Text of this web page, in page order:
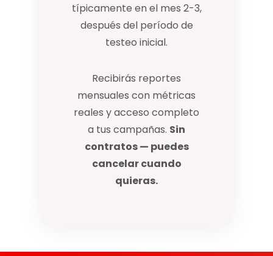
típicamente en el mes 2-3,
después del período de
testeo inicial.
Recibirás reportes
mensuales con métricas
reales y acceso completo
a tus campañas. Sin
contratos — puedes
cancelar cuando
quieras.